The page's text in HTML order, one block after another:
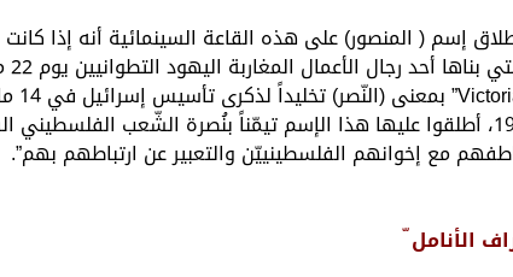
إسم ( المنصور) على هذه القاعة السينمائية أنه إذا
“المنصُور” عام 1952، أطلقوا عليها هذا الإسم تيمّناً بنُصرة الشّعب
مع إخوانهم الفلسطينييّن والتعبير عن ارتباطهم بهم”.
الأنامل